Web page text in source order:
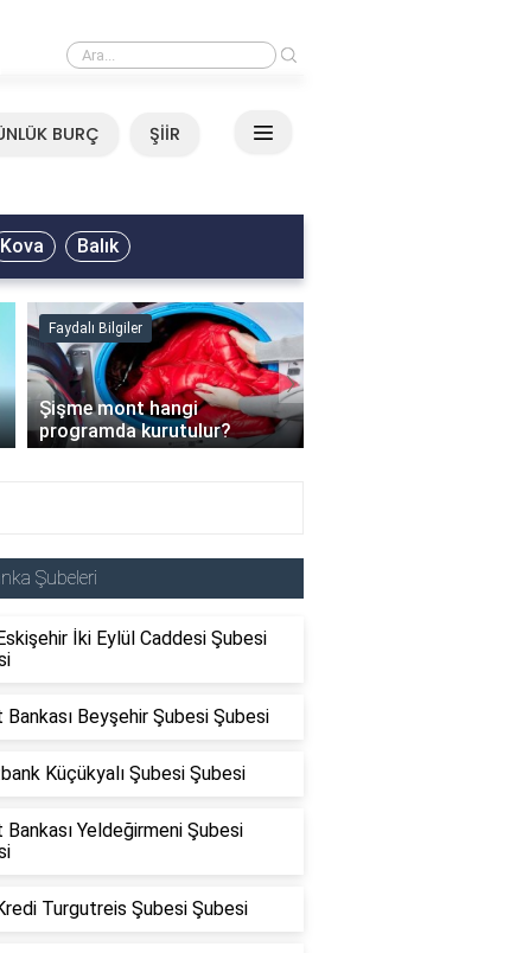
Mirkelam - Tavla Sözleri
BURÇ ŞİİR
Kova Balık
Faydalı Bilgiler
Şişme mont hangi
programda kurutulur?
›
Şubeleri
İki Eylül Caddesi Şubesi
Bankası Beyşehir Şubesi Şubesi
Küçükyalı Şubesi Şubesi
Bankası Yeldeğirmeni Şubesi
Turgutreis Şubesi Şubesi